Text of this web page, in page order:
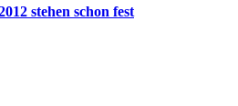
stehen schon fest